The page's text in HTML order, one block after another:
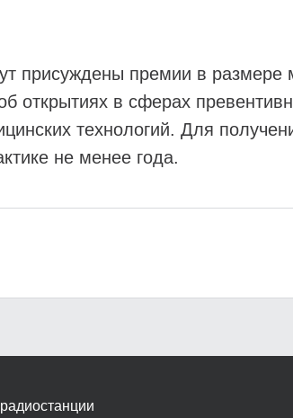
присуждены премии в
открытиях в сферах
технологий. Для
не менее года.